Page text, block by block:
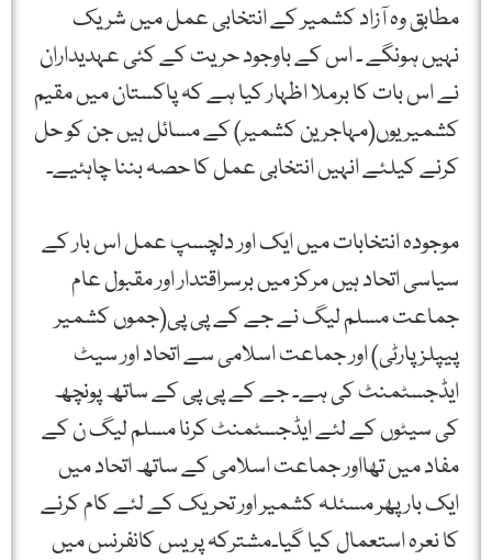
مطابق وہ آزاد کشمیر کے انتخابی عمل میں شریک
نہیں ہونگے ۔ اس کے باوجود حریت کے کئی عہدیداران
نے اس بات کا برملا اظہار کیا ہے کہ پاکستان میں مقیم
کشمیریوں(مہاجرین کشمیر) کے مسائل ہیں جن کو حل
کرنے کیلئے انہیں انتخابی عمل کا حصہ بننا چاہئیے۔
موجودہ انتخابات میں ایک اور دلچسپ عمل اس بار کے
سیاسی اتحاد ہیں مرکز میں برسراقتدار اور مقبول عام
جماعت مسلم لیگ نے جے کے پی پی(جموں کشمیر
پیپلز پارٹی) اور جماعت اسلامی سے اتحاد اور سیٹ
ایڈجسٹمنٹ کی ہے۔ جے کے پی پی کے ساتھ پونچھ
کی سیٹوں کے لئے ایڈجسٹمنٹ کرنا مسلم لیگ ن کے
مفاد میں تھااور جماعت اسلامی کے ساتھ اتحاد میں
ایک بار پھر مسئلہ کشمیر اور تحریک کے لئے کام کرنے
کا نعرہ استعمال کیا گیا۔مشترکہ پریس کانفرنس میں